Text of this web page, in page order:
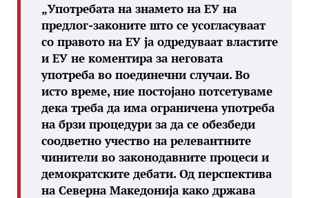
„Употребата на знамето на ЕУ на
предлог-законите што се усогласуваат
со правото на ЕУ ја одредуваат властите
и ЕУ не коментира за неговата
употреба во поединечни случаи. Во
исто време, ние постојано потсетуваме
дека треба да има ограничена употреба
на брзи процедури за да се обезбеди
соодветно учество на релевантните
чинители во законодавните процеси и
демократските дебати. Од перспектива
на Северна Македонија како држава